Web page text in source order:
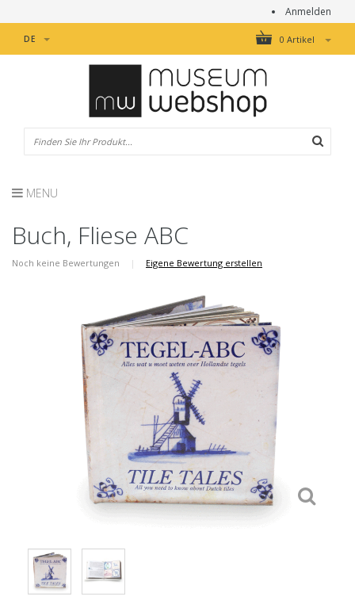
Anmelden
0 Artikel
DE
MENU
Buch, Fliese ABC
Noch keine Bewertungen | Eigene Bewertung erstellen